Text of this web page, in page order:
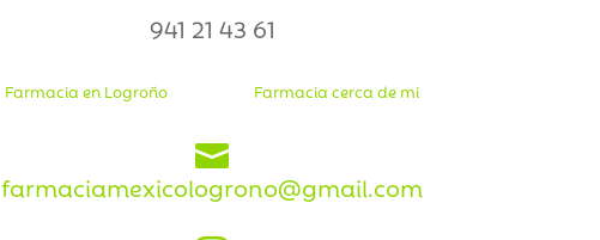
941 21 43 61
Farmacia en Logroño Farmacia cerca de mi

farmaciamexicologrono@gmail.com